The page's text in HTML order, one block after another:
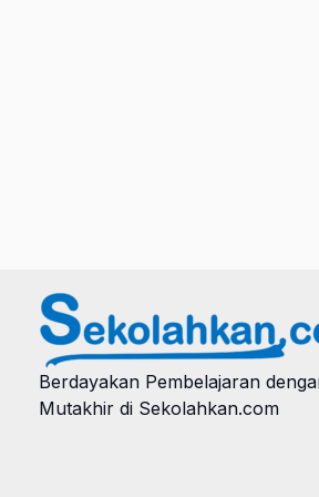
Berdayakan Pembelajaran
Mutakhir di Sekolahkan.com